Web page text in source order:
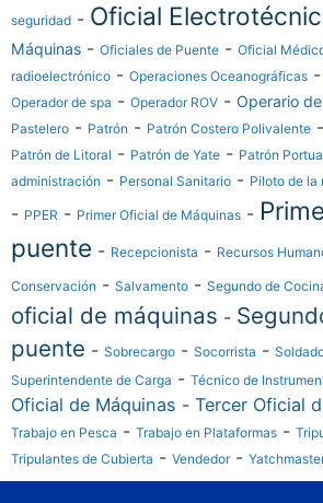
seguridad - Oficial
Máquinas - Oficiales de Puente - Oficial
radioelectrónico - Operaciones Oceanográficas -
Operador de spa - Operador ROV - Operario
Pastelero - Patrón - Patrón Costero Polivalente -
Patrón de Litoral - Patrón de Yate - Patrón
administración - Personal Sanitario - Piloto de la
- PPER - Primer Oficial de Máquinas -
puente - Recepcionista - Recursos
Conservación - Salvamento - Segundo de
oficial de máquinas -
puente - Sobrecargo - Socorrista -
Superintendente de Carga - Técnico de
Oficial de Máquinas - Tercer Oficial
Trabajo en Pesca - Trabajo en Plataformas -
Tripulantes de Cubierta - Vendedor-